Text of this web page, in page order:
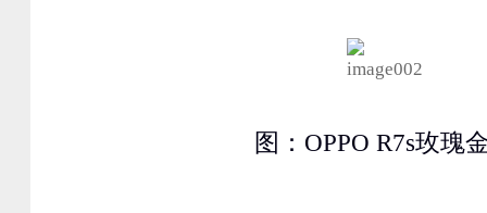
图：OPPO R7s玫瑰